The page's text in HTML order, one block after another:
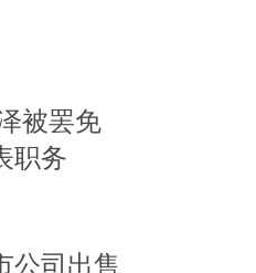
被罢免
职务
公司出售